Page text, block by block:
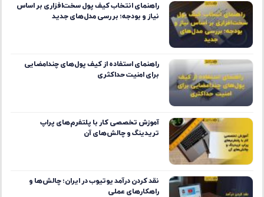
راهنمای انتخاب کیف پول سخت‌افزاری بر اساس
نیاز و بودجه؛ بررسی مدل‌های جدید
راهنمای استفاده از کیف پول‌های چندامضایی
برای امنیت حداکثری
آموزش تخصصی کار با پلتفرم‌های پراپ
تریدینگ و چالش‌های آن
نقد کردن درآمد یوتیوب در ایران؛ چالش‌ها و
راهکارهای عملی